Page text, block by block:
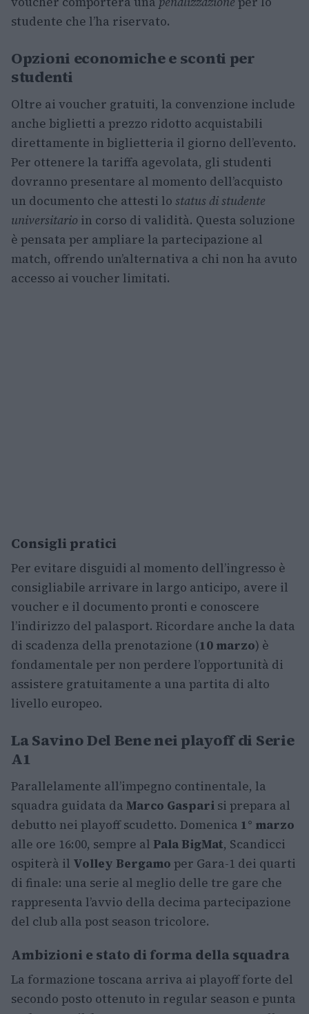
studente che l’ha riservato.
Opzioni economiche e sconti per
studenti
Oltre ai voucher gratuiti, la convenzione include
anche biglietti a prezzo ridotto acquistabili
direttamente in biglietteria il giorno dell’evento.
Per ottenere la tariffa agevolata, gli studenti
dovranno presentare al momento dell’acquisto
un documento che attesti lo status di studente
universitario in corso di validità. Questa soluzione
è pensata per ampliare la partecipazione al
match, offrendo un’alternativa a chi non ha avuto
accesso ai voucher limitati.
Consigli pratici
Per evitare disguidi al momento dell’ingresso è
consigliabile arrivare in largo anticipo, avere il
voucher e il documento pronti e conoscere
l’indirizzo del palasport. Ricordare anche la data
di scadenza della prenotazione (10 marzo) è
fondamentale per non perdere l’opportunità di
assistere gratuitamente a una partita di alto
livello europeo.
La Savino Del Bene nei playoff di Serie
A1
Parallelamente all’impegno continentale, la
squadra guidata da Marco Gaspari si prepara al
debutto nei playoff scudetto. Domenica 1° marzo
alle ore 16:00, sempre al Pala BigMat, Scandicci
ospiterà il Volley Bergamo per Gara-1 dei quarti
di finale: una serie al meglio delle tre gare che
rappresenta l’avvio della decima partecipazione
del club alla post season tricolore.
Ambizioni e stato di forma della squadra
La formazione toscana arriva ai playoff forte del
secondo posto ottenuto in regular season e punta